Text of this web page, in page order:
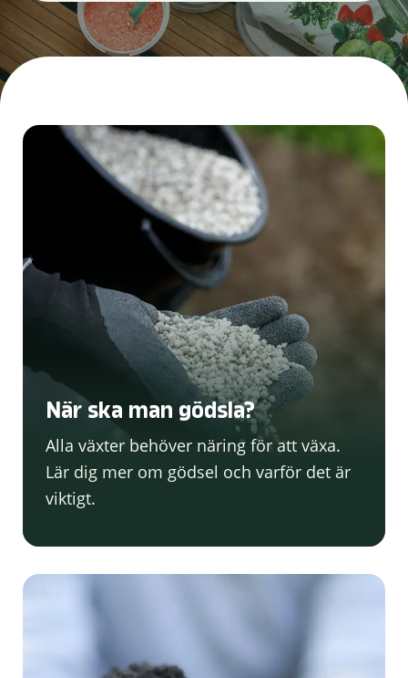
När ska man gödsla?
Alla växter behöver näring för att växa.
Lär dig mer om gödsel och varför det är
viktigt.